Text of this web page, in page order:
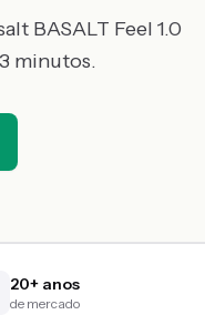
BASALT Feel 1.0
minutos.
20+ anos
de mercado